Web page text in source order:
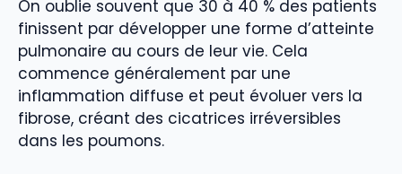
On oublie souvent que 30 à 40 % des patients
finissent par développer une forme d’atteinte
pulmonaire au cours de leur vie. Cela
commence généralement par une
inflammation diffuse et peut évoluer vers la
fibrose, créant des cicatrices irréversibles
dans les poumons.